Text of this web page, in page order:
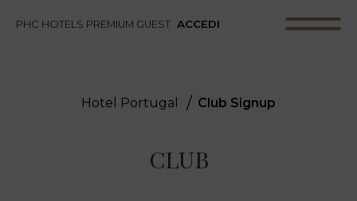
PHC HOTELS PREMIUM GUEST ACCEDI
Hotel Portugal Club Signup
CLUB